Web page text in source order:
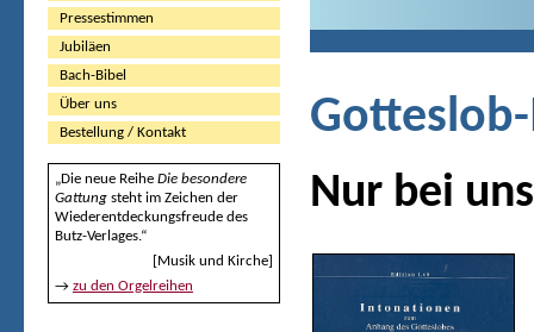
Pressestimmen
Jubiläen
Bach-Bibel
Über uns
Bestellung / Kontakt
„Die neue Reihe Die besondere
Gattung steht im Zeichen der
Wiederentdeckungsfreude des
Butz-Verlages.“
[Musik und Kirche]
→ zu den Orgelreihen
Nur bei